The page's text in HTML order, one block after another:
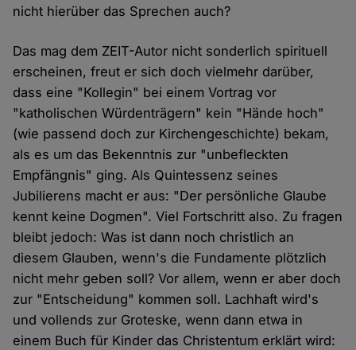
nicht hierüber das Sprechen auch?
Das mag dem ZEIT-Autor nicht sonderlich spirituell
erscheinen, freut er sich doch vielmehr darüber,
dass eine "Kollegin" bei einem Vortrag vor
"katholischen Würdenträgern" kein "Hände hoch"
(wie passend doch zur Kirchengeschichte) bekam,
als es um das Bekenntnis zur "unbefleckten
Empfängnis" ging. Als Quintessenz seines
Jubilierens macht er aus: "Der persönliche Glaube
kennt keine Dogmen". Viel Fortschritt also. Zu fragen
bleibt jedoch: Was ist dann noch christlich an
diesem Glauben, wenn's die Fundamente plötzlich
nicht mehr geben soll? Vor allem, wenn er aber doch
zur "Entscheidung" kommen soll. Lachhaft wird's
und vollends zur Groteske, wenn dann etwa in
einem Buch für Kinder das Christentum erklärt wird: